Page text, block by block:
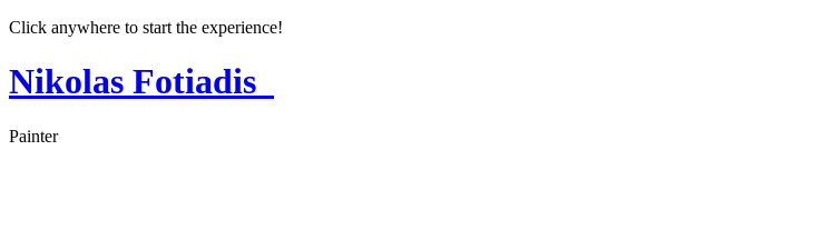
Click anywhere to start the experience!
Nikolas Fotiadis
Painter